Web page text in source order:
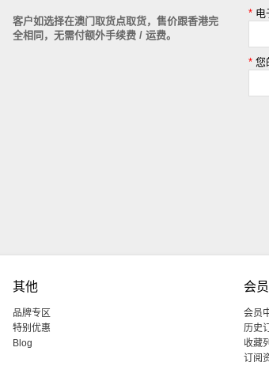
客户如选择在澳门取货点取货，售价跟香港完
全相同，无需付额外手续费 / 运费。
* 电
* 您
其他
品牌专区
特别优惠
Blog
会
会员
历史
收藏
订阅